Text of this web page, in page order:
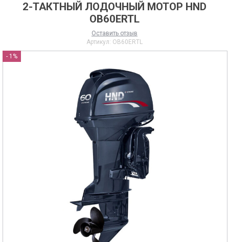
2-ТАКТНЫЙ ЛОДОЧНЫЙ МОТОР HND
OB60ERTL
Оставить отзыв
Артикул: OB60ERTL
- 1%